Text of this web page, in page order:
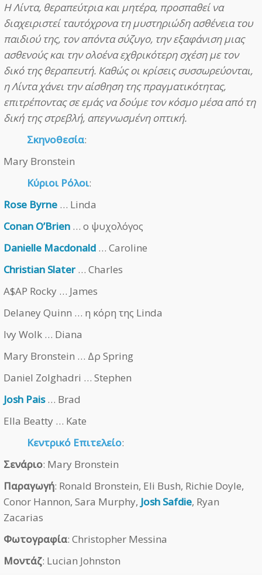
Η Λίντα, θεραπεύτρια και μητέρα, προσπαθεί να
διαχειριστεί ταυτόχρονα τη μυστηριώδη ασθένεια του
παιδιού της, τον απόντα σύζυγο, την εξαφάνιση μιας
ασθενούς και την ολοένα εχθρικότερη σχέση με τον
δικό της θεραπευτή. Καθώς οι κρίσεις συσσωρεύονται,
η Λίντα χάνει την αίσθηση της πραγματικότητας,
επιτρέποντας σε εμάς να δούμε τον κόσμο μέσα από τη
δική της στρεβλή, απεγνωσμένη οπτική.
Σκηνοθεσία:
Mary Bronstein
Κύριοι Ρόλοι:
Rose Byrne … Linda
Conan O’Brien … ο ψυχολόγος
Danielle Macdonald … Caroline
Christian Slater … Charles
A$AP Rocky … James
Delaney Quinn … η κόρη της Linda
Ivy Wolk … Diana
Mary Bronstein … Δρ Spring
Daniel Zolghadri … Stephen
Josh Pais… Brad
Ella Beatty … Kate
Κεντρικό Επιτελείο:
Σενάριο: Mary Bronstein
Παραγωγή: Ronald Bronstein, Eli Bush, Richie Doyle,
Conor Hannon, Sara Murphy, Josh Safdie, Ryan
Zacarias
Φωτογραφία: Christopher Messina
Μοντάζ: Lucian Johnston